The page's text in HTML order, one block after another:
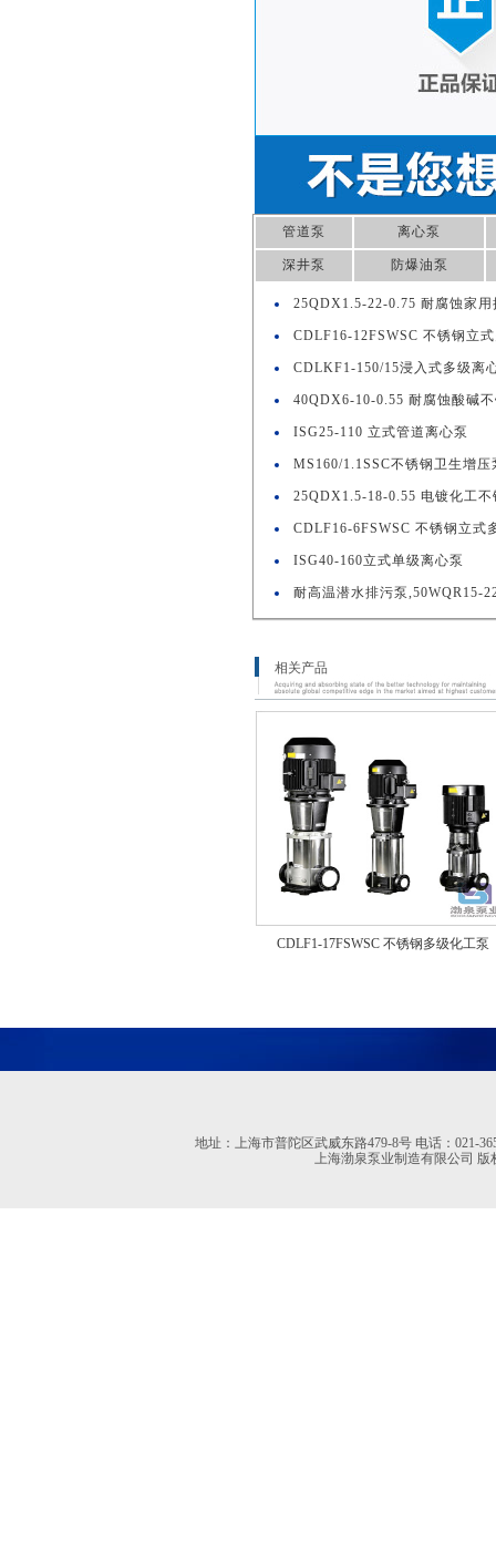
管道泵 离心泵
深井泵 防爆油泵
25QDX1.5-22-0.75 耐腐蚀家用
CDLF16-12FSWSC 不锈钢立
CDLKF1-150/15浸入式多级离
40QDX6-10-0.55 耐腐蚀酸碱
ISG25-110 立式管道离心泵
MS160/1.1SSC不锈钢卫生增压
25QDX1.5-18-0.55 电镀化工不
CDLF16-6FSWSC 不锈钢立式
ISG40-160立式单级离心泵
耐高温潜水排污泵,50WQR15-
相关产品
CDLF1-17FSWSC 不锈钢多级化工泵
地址：上海市普陀区武威东路479-8号 电话：021-
上海渤泉泵业制造有限公司 版